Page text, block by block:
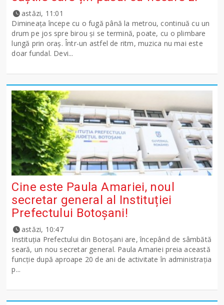
astăzi, 11:01
Dimineața începe cu o fugă până la metrou, continuă cu un
drum pe jos spre birou și se termină, poate, cu o plimbare
lungă prin oraș. Într-un astfel de ritm, muzica nu mai este
doar fundal. Devi...
Cine este Paula Amariei, noul
secretar general al Instituției
Prefectului Botoșani!
astăzi, 10:47
Instituția Prefectului din Botoșani are, începând de sâmbătă
seară, un nou secretar general. Paula Amariei preia această
funcție după aproape 20 de ani de activitate în administrația
p...